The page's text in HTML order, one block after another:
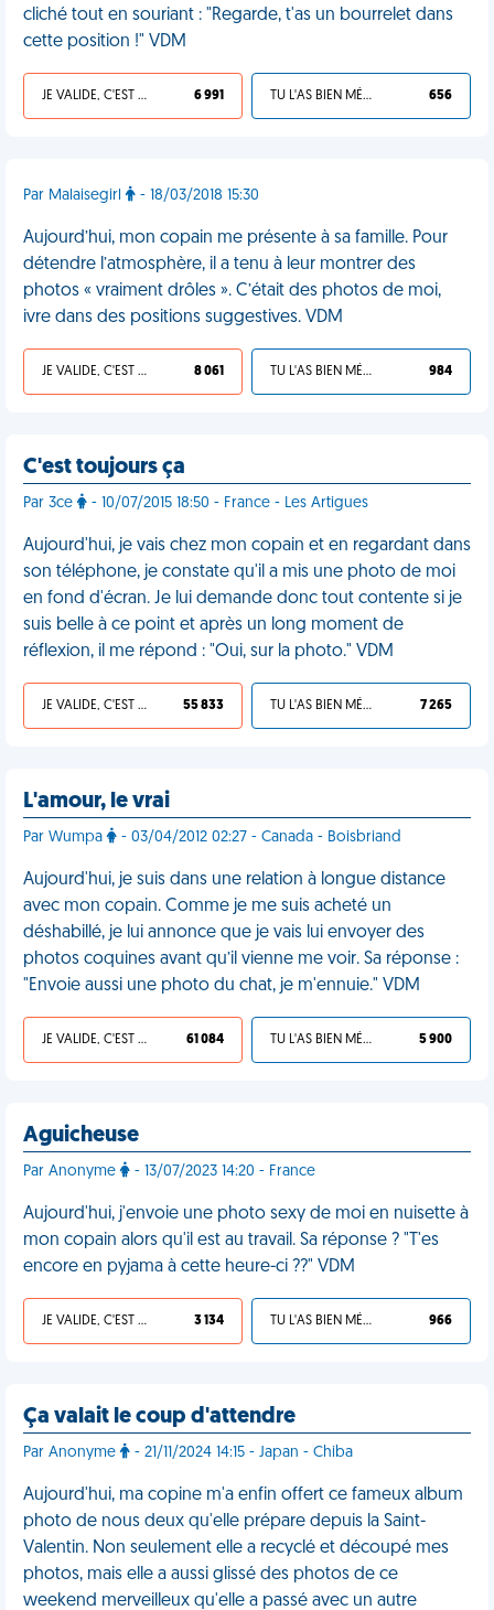
cliché tout en souriant : "Regarde, t'as un bourrelet dans
cette position !" VDM
JE VALIDE, C'EST UNE VDM 6 991 TU L'AS BIEN MÉRITÉ 656
Par Malaisegirl - 18/03/2018 15:30
Aujourd’hui, mon copain me présente à sa famille. Pour
détendre l’atmosphère, il a tenu à leur montrer des
photos « vraiment drôles ». C’était des photos de moi,
ivre dans des positions suggestives. VDM
JE VALIDE, C'EST UNE VDM 8 061 TU L'AS BIEN MÉRITÉ 984
C'est toujours ça
Par 3ce - 10/07/2015 18:50 - France - Les Artigues
Aujourd'hui, je vais chez mon copain et en regardant dans
son téléphone, je constate qu'il a mis une photo de moi
en fond d'écran. Je lui demande donc tout contente si je
suis belle à ce point et après un long moment de
réflexion, il me répond : "Oui, sur la photo." VDM
JE VALIDE, C'EST UNE VDM 55 833 TU L'AS BIEN MÉRITÉ 7 265
L'amour, le vrai
Par Wumpa - 03/04/2012 02:27 - Canada - Boisbriand
Aujourd'hui, je suis dans une relation à longue distance
avec mon copain. Comme je me suis acheté un
déshabillé, je lui annonce que je vais lui envoyer des
photos coquines avant qu’il vienne me voir. Sa réponse :
"Envoie aussi une photo du chat, je m'ennuie." VDM
JE VALIDE, C'EST UNE VDM 61 084 TU L'AS BIEN MÉRITÉ 5 900
Aguicheuse
Par Anonyme - 13/07/2023 14:20 - France
Aujourd'hui, j'envoie une photo sexy de moi en nuisette à
mon copain alors qu'il est au travail. Sa réponse ? "T'es
encore en pyjama à cette heure-ci ??" VDM
JE VALIDE, C'EST UNE VDM 3 134 TU L'AS BIEN MÉRITÉ 966
Ça valait le coup d'attendre
Par Anonyme - 21/11/2024 14:15 - Japan - Chiba
Aujourd'hui, ma copine m'a enfin offert ce fameux album
photo de nous deux qu'elle prépare depuis la Saint-
Valentin. Non seulement elle a recyclé et découpé mes
photos, mais elle a aussi glissé des photos de ce
weekend merveilleux qu'elle a passé avec un autre